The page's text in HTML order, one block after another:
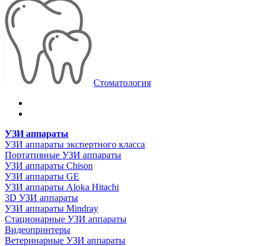
Стоматология
УЗИ аппараты
УЗИ аппараты экспертного класса
Портативные УЗИ аппараты
УЗИ аппараты Chison
УЗИ аппараты GE
УЗИ аппараты Aloka Hitachi
3D УЗИ аппараты
УЗИ аппараты Mindray
Стационарные УЗИ аппараты
Видеопринтеры
Ветеринарные УЗИ аппараты